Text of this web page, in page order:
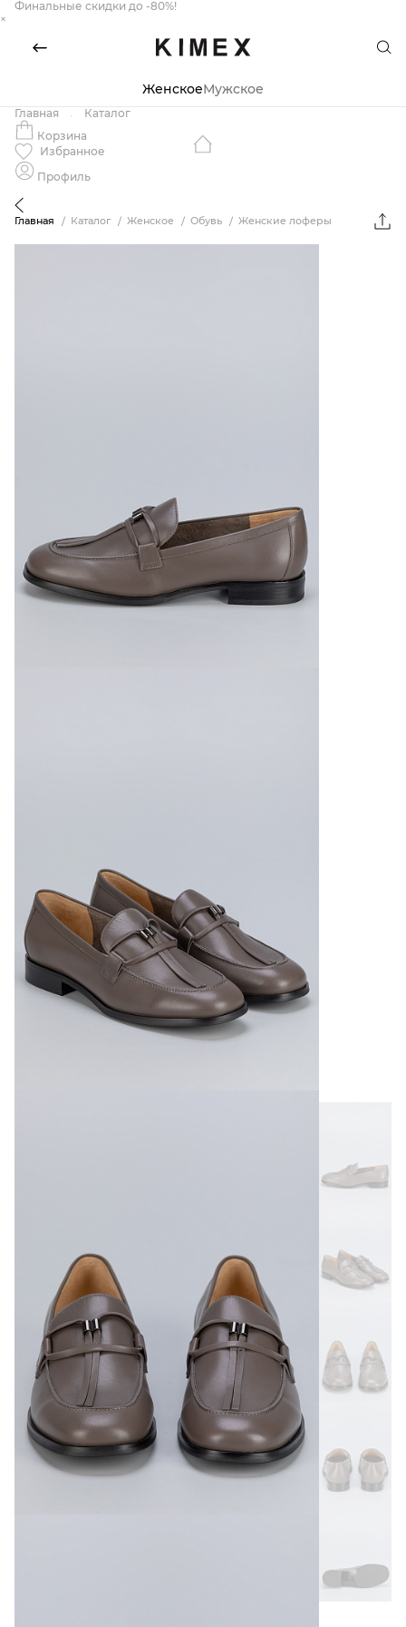
Финальные скидки до -80%!
×
ЖенскоеМужское
Главная
Каталог
Корзина
Избранное
Профиль
Главная Каталог Женское Обувь Женские лоферы